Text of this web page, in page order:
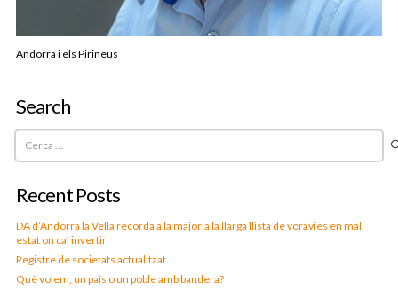
Andorra i els Pirineus
Search
Cerca:
Recent Posts
DA d’Andorra la Vella recorda a la majoria la llarga llista de voravies en mal
estat on cal invertir
Registre de societats actualitzat
Què volem, un país o un poble amb bandera?